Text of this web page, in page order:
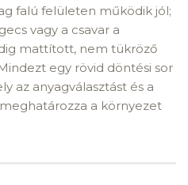
falú felületen működik jól;
vagy a csavar a
mattított, nem tükröző
egy rövid döntési sor
az anyagválasztást és a
a környezet